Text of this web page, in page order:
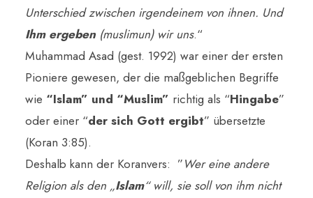
Unterschied zwischen irgendeinem von ihnen. Und
Ihm ergeben(muslimun) wir uns.“
Muhammad Asad (gest. 1992) war einer der ersten
Pioniere gewesen, der die maßgeblichen Begriffe
wie “Islam” und “Muslim” richtig als “Hingabe”
oder einer “der sich Gott ergibt” übersetzte
(Koran 3:85).
Deshalb kann der Koranvers: ”Wer eine andere
Religion als den „Islam“ will, sie soll von ihm nicht